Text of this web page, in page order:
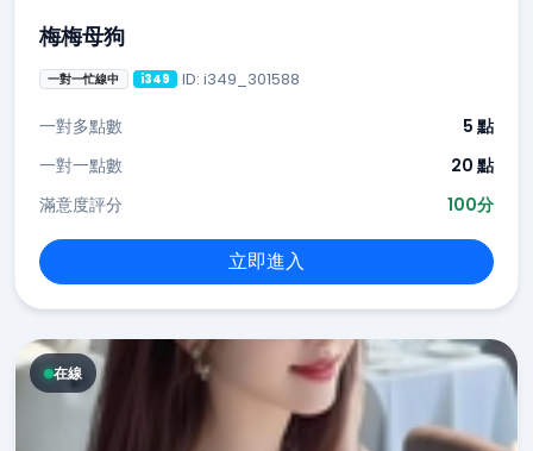
梅梅母狗
一對一忙線中 i349 ID: i349_301588
一對多點數
5 點
一對一點數
20 點
滿意度評分
100分
立即進入
在線